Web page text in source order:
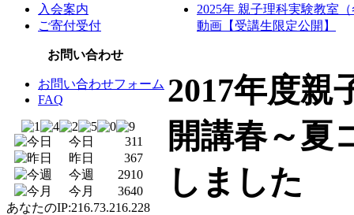
入会案内
ご寄付受付
お問い合わせ
お問い合わせフォーム
FAQ
今日
311
昨日
367
今週
2910
今月
3640
あなたのIP:216.73.216.228
2025年 親子理科実験教室
動画【受講生限定公開】
2017年度親
開講春～夏
しました